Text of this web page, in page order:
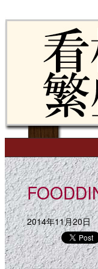
Main menu
2014年11月20日